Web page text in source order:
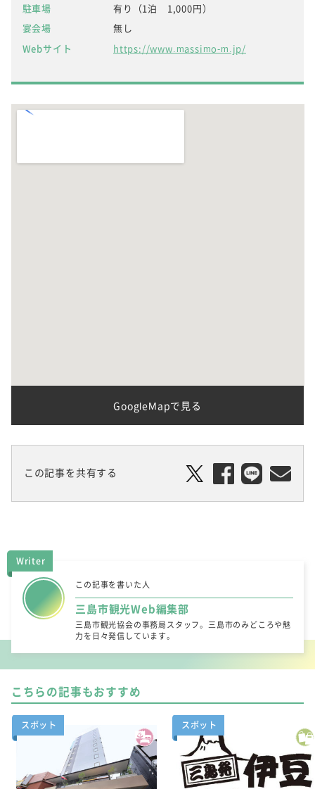
駐車場
有り（1泊 1,000円）
宴会場
無し
Webサイト
https://www.massimo-m.jp/
GoogleMapで見る
この記事を共有する
Writer
この記事を書いた人
三島市観光Web編集部
三島市観光協会の事務局スタッフ。三島市のみどころや魅
力を日々発信しています。
こちらの記事もおすすめ
スポット スポット